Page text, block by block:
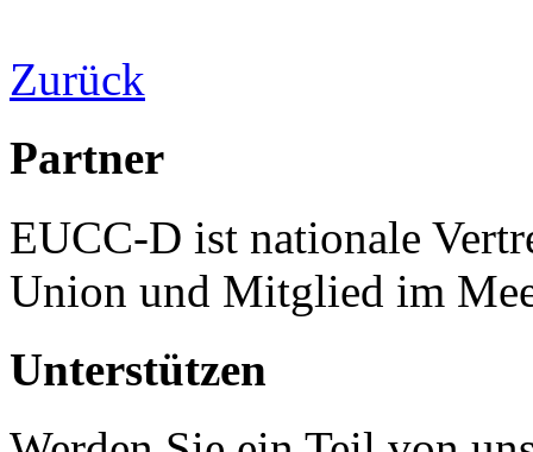
Zurück
Partner
EUCC-D ist nationale
Union und Mitglied im
Unterstützen